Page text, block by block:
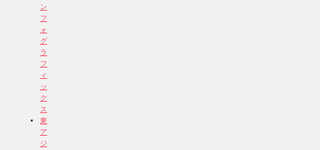
ン
フ
ォ
グ
ラ
フ
ィ
ッ
ク
ス
東
ア
ジ